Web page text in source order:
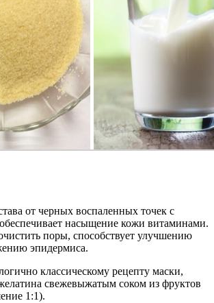
от черных воспаленных точек с
насыщение кожи витаминами.
поры, способствует улучшению
эпидермиса.
классическому рецепту маски,
свежевыжатым соком из фруктов
1:1).